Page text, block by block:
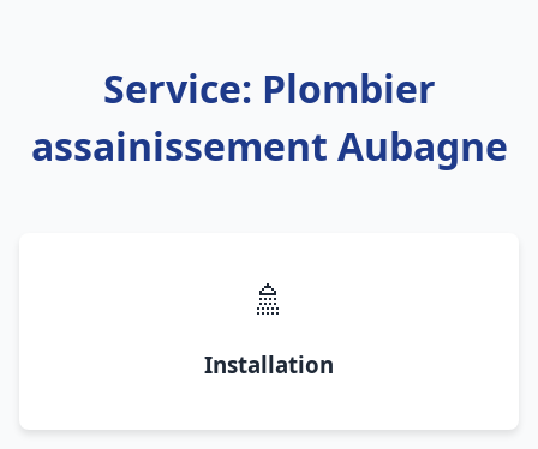
Service: Plombier
assainissement Aubagne
🚿
Installation